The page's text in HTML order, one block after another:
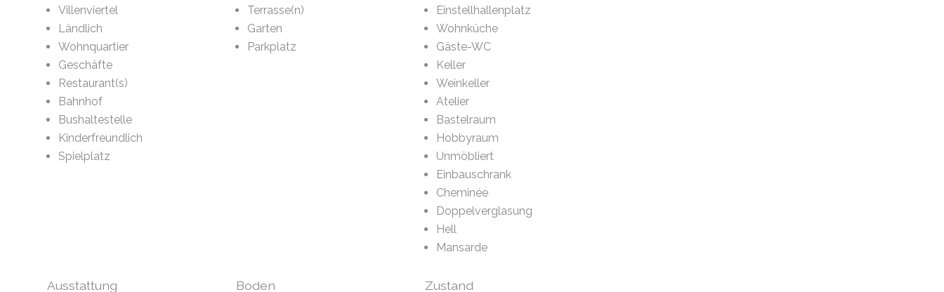
Villenviertel
Ländlich
Wohnquartier
Geschäfte
Restaurant(s)
Bahnhof
Bushaltestelle
Kinderfreundlich
Spielplatz
Terrasse(n)
Garten
Parkplatz
Einstellhallenplatz
Wohnküche
Gäste-WC
Keller
Weinkeller
Atelier
Bastelraum
Hobbyraum
Unmöbliert
Einbauschrank
Cheminée
Doppelverglasung
Hell
Mansarde
Ausstattung Boden Zustand